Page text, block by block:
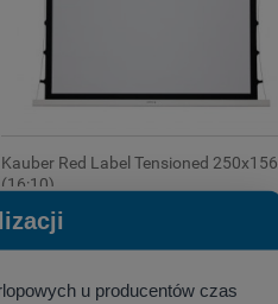
Kauber Red Label Tensioned 250x156
(16:10)
8 050,00 zł
(netto:6 544,72 zł)
u producentów czas